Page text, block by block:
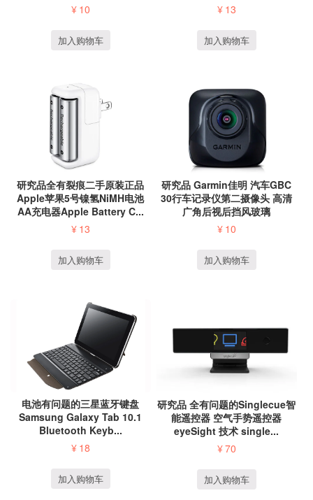
¥ 10
加入购物车
¥ 13
加入购物车
研究品全有裂痕二手原装正品
Apple苹果5号镍氢NiMH电池
AA充电器Apple Battery C...
¥ 13
加入购物车
研究品 Garmin佳明 汽车GBC
30行车记录仪第二摄像头 高清
广角后视后挡风玻璃
¥ 10
加入购物车
电池有问题的三星蓝牙键盘
Samsung Galaxy Tab 10.1
Bluetooth Keyb...
¥ 18
加入购物车
研究品 全有问题的Singlecue智
能遥控器 空气手势遥控器
eyeSight 技术 single...
¥70
加入购物车